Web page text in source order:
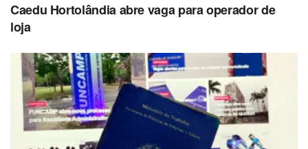
Caedu Hortolândia abre vaga para operador de
loja